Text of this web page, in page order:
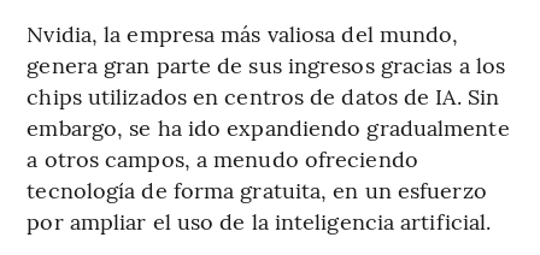
Nvidia, la empresa más valiosa del mundo,
genera gran parte de sus ingresos gracias a los
chips utilizados en centros de datos de IA. Sin
embargo, se ha ido expandiendo gradualmente
a otros campos, a menudo ofreciendo
tecnología de forma gratuita, en un esfuerzo
por ampliar el uso de la inteligencia artificial.